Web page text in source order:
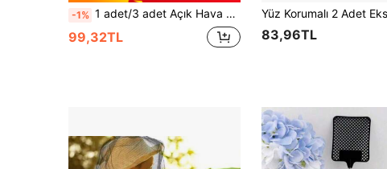
-1% 1 adet/3 adet Açık Hava Gece Balıkçılık Şapkası, Böcek ve Sivrisinek Korumalı, Nefes Alabilir Güneş Korumalı Yüz Örtüsü, Açık Hava Ekipmanı
99,32TL 83,96TL